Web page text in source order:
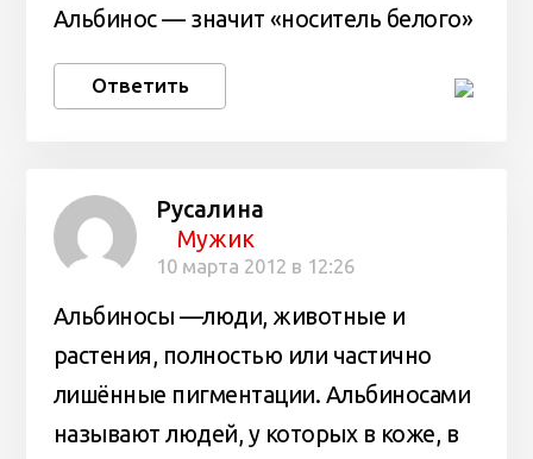
Альбинос — значит «носитель белого»
Ответить
Русалина
Мужик
10 марта 2012 в 12:26
Альбиносы —люди, животные и
растения, полностью или частично
лишённые пигментации. Альбиносами
называют людей, у которых в коже, в